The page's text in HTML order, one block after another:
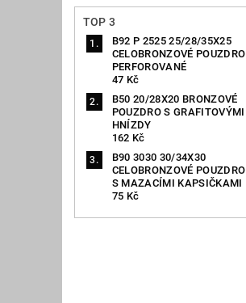
TOP 3
B92 P 2525 25/28/35X25
CELOBRONZOVÉ POUZDRO
PERFOROVANÉ
47 Kč
B50 20/28X20 BRONZOVÉ
POUZDRO S GRAFITOVÝMI
HNÍZDY
162 Kč
B90 3030 30/34X30
CELOBRONZOVÉ POUZDRO
S MAZACÍMI KAPSIČKAMI
75 Kč